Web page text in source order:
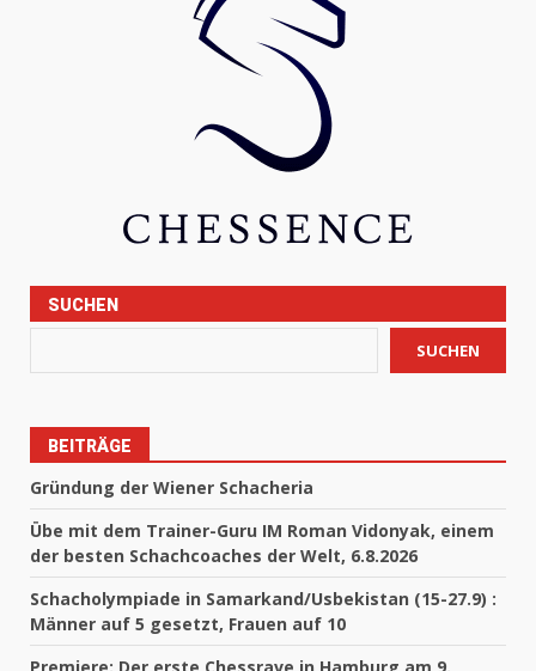
SUCHEN
SUCHEN
BEITRÄGE
Gründung der Wiener Schacheria
Übe mit dem Trainer-Guru IM Roman Vidonyak, einem
der besten Schachcoaches der Welt, 6.8.2026
Schacholympiade in Samarkand/Usbekistan (15-27.9) :
Männer auf 5 gesetzt, Frauen auf 10